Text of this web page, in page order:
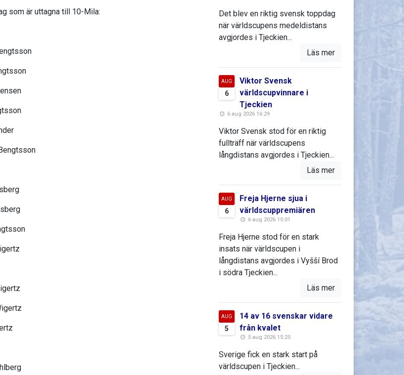
som är uttagna till 10-Mila:
Det blev en riktig svensk toppdag
när världscupens medeldistans
avgjordes i Tjeckien...
Läs mer
AUG
6
Viktor Svensk
världscupvinnare i
Tjeckien
6 aug 2026 16:29
Viktor Svensk stod för en riktig
fullträff när världscupens
långdistans avgjordes i Tjeckien...
Läs mer
AUG
6
Freja Hjerne sjua i
världscuppremiären
6 aug 2026 15:01
Freja Hjerne stod för en stark
insats när världscupen i
långdistans avgjordes i Vyšší Brod
i södra Tjeckien...
Läs mer
AUG
5
14 av 16 svenskar vidare
från kvalet
5 aug 2026 15:25
Sverige fick en stark start på
världscupen i Tjeckien...